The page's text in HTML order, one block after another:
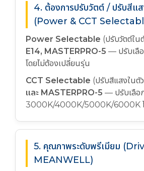
4. ต้องการปรับวัตต์ / ปรับสีแ
(Power & CCT
Power Selectable (ปรับวัตต์ใน
E14, MASTERPRO-5 — ปรับเลือ
โดยไม่ต้องเปลี่ยนรุ่น
CCT Selectable (ปรับสีแสงในตั
และ MASTERPRO-5 — ปรับเลือ
3000K/4000K/5000K/6000K ไ
5. คุณภาพระดับพรีเมียม
MEANWELL)